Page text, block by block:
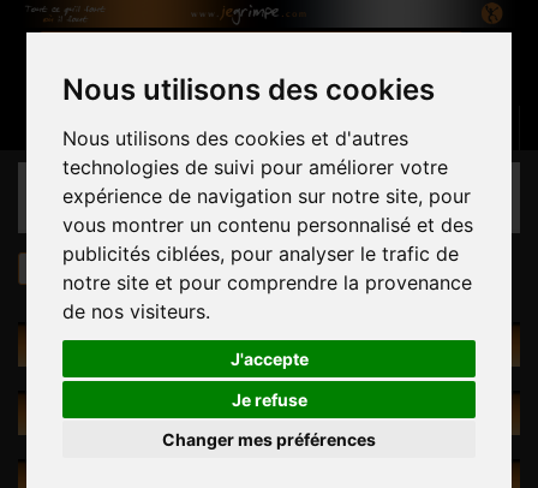
Nous utilisons des cookies
Nous utilisons des cookies et d'autres
technologies de suivi pour améliorer votre
expérience de navigation sur notre site, pour
vous montrer un contenu personnalisé et des
publicités ciblées, pour analyser le trafic de
notre site et pour comprendre la provenance
de nos visiteurs.
J'accepte
Je refuse
Changer mes préférences
Panier (vide)
CATÉGORIES
MiniBoard -20 L DualTex
VOLUMES
PROMOTIONS